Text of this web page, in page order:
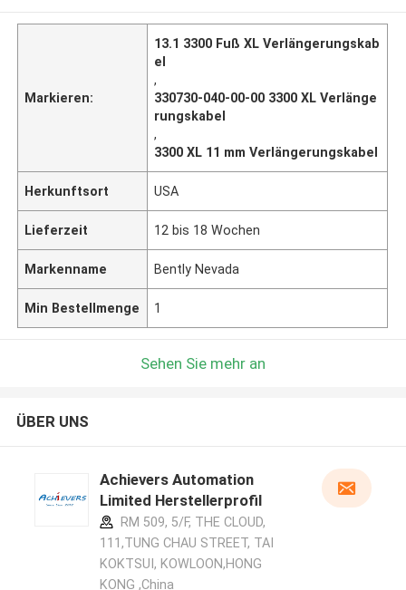
Markieren:
13.1 3300 Fuß XL Verlängerungskab
el
,
330730-040-00-00 3300 XL Verlänge
rungskabel
,
3300 XL 11 mm Verlängerungskabel
Herkunftsort USA
Lieferzeit 12 bis 18 Wochen
Markenname Bently Nevada
Min Bestellmenge 1
Sehen Sie mehr an
ÜBER UNS
Achievers Automation
Limited Herstellerprofil
RM 509, 5/F, THE CLOUD,
111,TUNG CHAU STREET, TAI
KOKTSUI, KOWLOON,HONG
KONG ,China